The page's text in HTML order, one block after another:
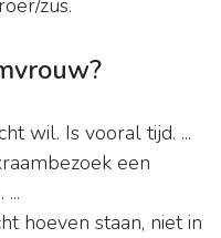
zus.
wil. Is vooral tijd. ...
een
hoeven staan, niet in